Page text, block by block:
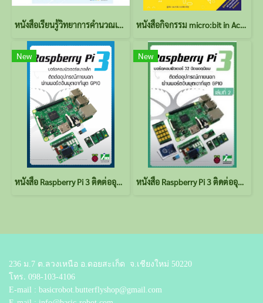
หนังสือเรียนรู้วิทยาการคำนวณเชิงปฏิบัติการกับบอร์ด KidBright32i หนังสือกิจกรรม micro:bit in Action-Basic (หนังสือกิจกรรม)
New
หนังสือ Raspberry Pi 3 ติดต่ออุปกรณ์ภายนอกผ่านพอร์ตอินพุตเอาต์พุต GPIO
New
หนังสือ Raspberry Pi 3 ติดต่ออุปกรณ์ภายนอกผ่านพอร์ตอินพุตเอาต์พุต GPIO เล่มที่ 2
236 ม.7 ต.ลวงเหนือ อ.ดอยสะเก็ด จ.เชียงใหม่ 50220
โทร. 098-103-4106
E-mail : basicrobot.butterflyshop@gmail.com